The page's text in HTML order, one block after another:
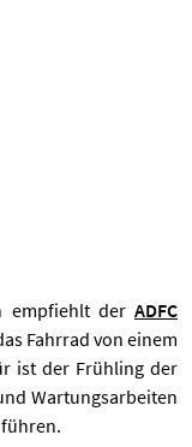
empfiehlt der ADFC
Fahrrad von einem
ist der Frühling der
Wartungsarbeiten